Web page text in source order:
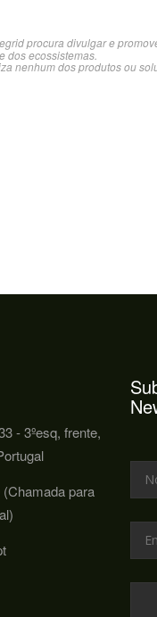
procura divulgar e
dos ecossistemas.
nenhum dos produtos ou
- 3ºesq, frente,
para